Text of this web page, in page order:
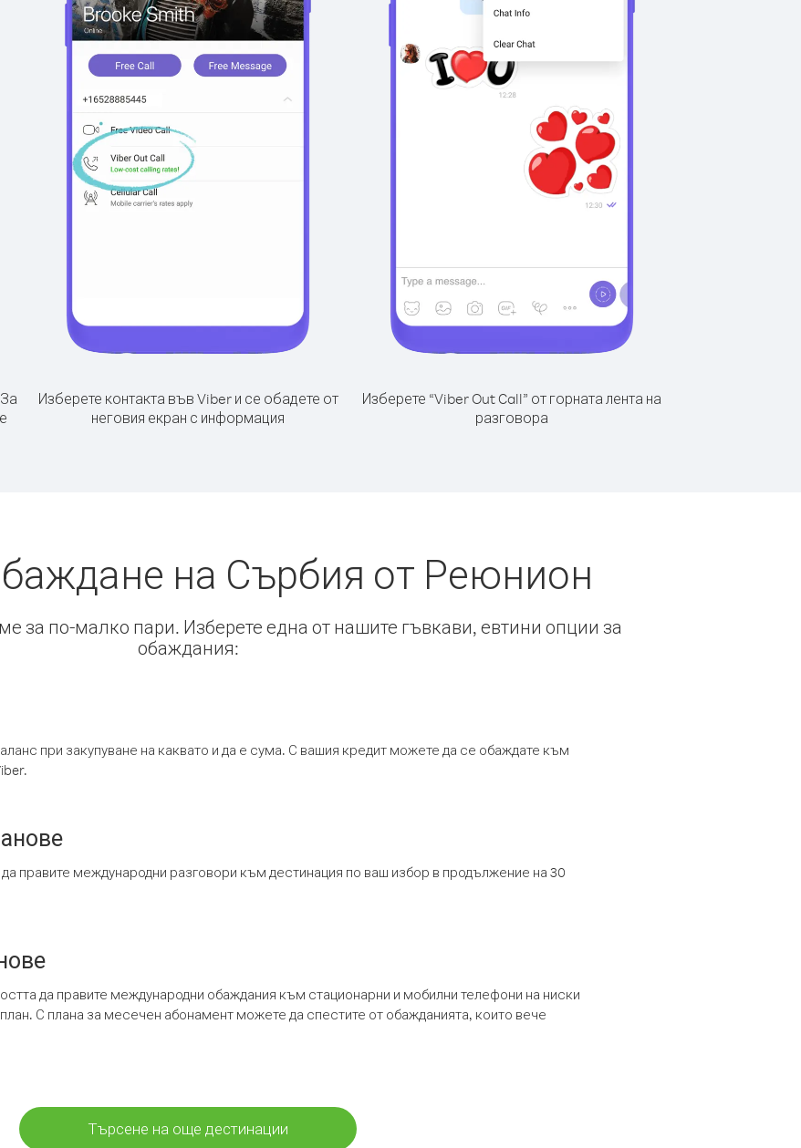
За
Изберете контакта във Viber и се обадете от
неговия екран с информация
Изберете “Viber Out Call” от горната лента на
разговора
на Сърбия от Реюнион
за по-малко пари. Изберете една от нашите гъвкави, евтини опции за
обаждания:
при закупуване на каквато и да е сума. С вашия кредит можете да се обаждате към
правите международни разговори към дестинация по ваш избор в продължение на 30
да правите международни обаждания към стационарни и мобилни телефони на ниски
С плана за месечен абонамент можете да спестите от обажданията, които вече
Търсене на още дестинации